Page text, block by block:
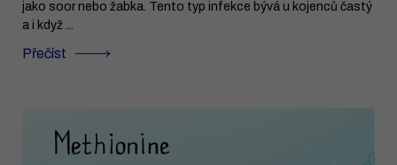
jako soor nebo žabka. Tento typ infekce bývá u kojenců častý
a i když ...
Přečíst